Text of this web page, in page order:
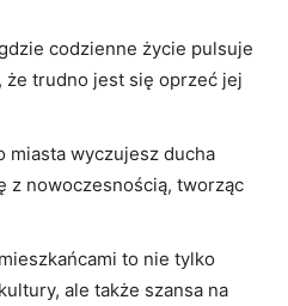
⁣codzienne ​życie pulsuje
⁤że trudno jest się⁣ oprzeć‌ jej
miasta wyczujesz ducha
z nowoczesnością, tworząc
‌to nie tylko
ale także⁢ szansa na​